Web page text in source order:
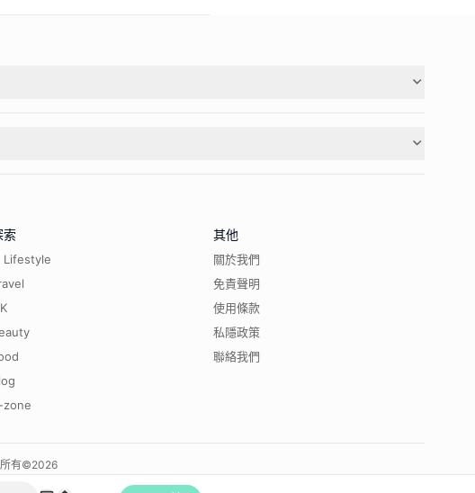
索
Lifestyle
zone
其他
關於我們
免責聲明
使用條款
私隱政策
聯絡我們
有©2026